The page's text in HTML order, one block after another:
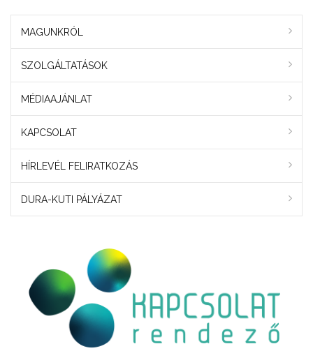
MAGUNKRÓL
SZOLGÁLTATÁSOK
MÉDIAAJÁNLAT
KAPCSOLAT
HÍRLEVÉL FELIRATKOZÁS
DURA-KUTI PÁLYÁZAT